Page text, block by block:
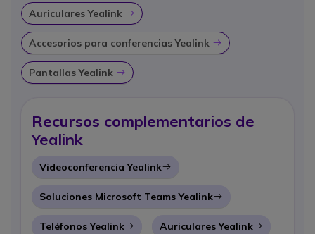
Auriculares Yealink Icon
Accesorios para conferencias Yealink Icon
Pantallas Yealink Icon
Recursos complementarios de
Yealink
Videoconferencia Yealink
Soluciones Microsoft Teams Yealink
Teléfonos Yealink Auriculares Yealink